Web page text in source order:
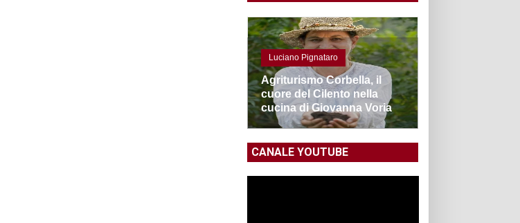
Luciano Pignataro
Agriturismo Corbella, il
cuore del Cilento nella
cucina di Giovanna Voria
CANALE YOUTUBE